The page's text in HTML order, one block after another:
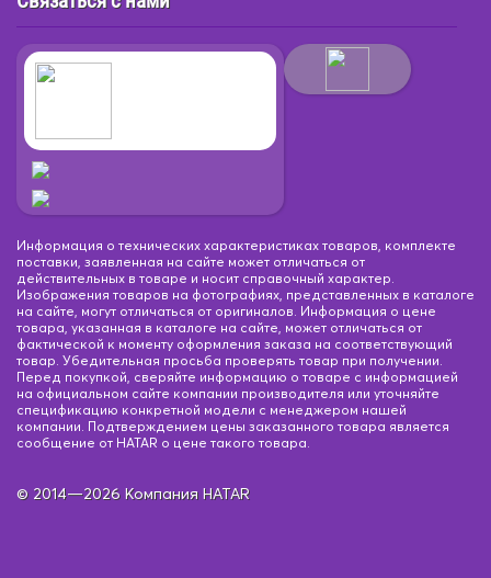
Информация о технических характеристиках товаров, комплекте
поставки, заявленная на сайте может отличаться от
действительных в товаре и носит справочный характер.
Изображения товаров на фотографиях, представленных в каталоге
на сайте, могут отличаться от оригиналов. Информация о цене
товара, указанная в каталоге на сайте, может отличаться от
фактической к моменту оформления заказа на соответствующий
товар. Убедительная просьба проверять товар при получении.
Перед покупкой, сверяйте информацию о товаре с информацией
на официальном сайте компании производителя или уточняйте
спецификацию конкретной модели с менеджером нашей
компании. Подтверждением цены заказанного товара является
сообщение от HATAR о цене такого товара.
© 2014—2026 Компания HATAR